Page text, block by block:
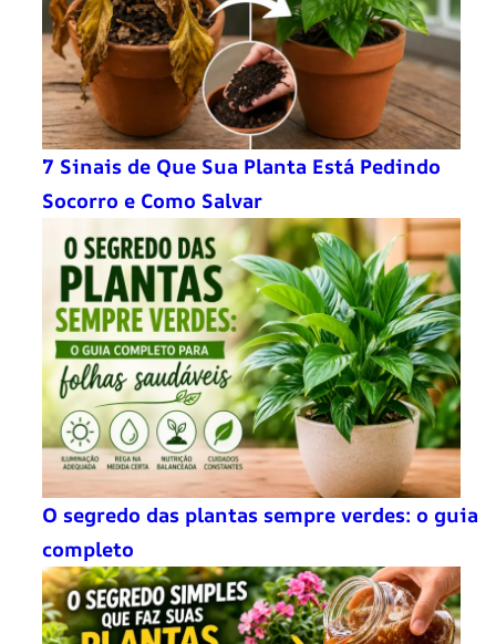
7 Sinais de Que Sua Planta Está Pedindo
Socorro e Como Salvar
O segredo das plantas sempre verdes: o guia
completo